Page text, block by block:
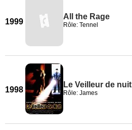
1999
All the Rage
Rôle: Tennel
1998
Le Veilleur de nuit
Rôle: James